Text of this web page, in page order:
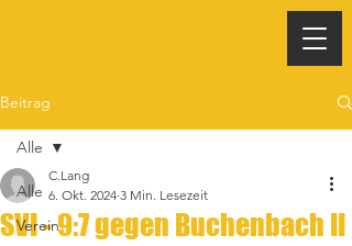
Beitrag
Alle
Verein
Alle
SVI - 9:7 gegen Buchenbach II
C.Lang
6. Okt. 2024 3 Min. Lesezeit